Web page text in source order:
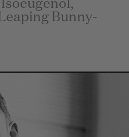
Bunny-